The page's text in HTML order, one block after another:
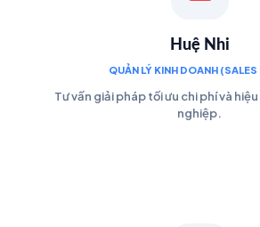
Huệ Nhi
QUẢN LÝ KINH DOANH
Tư vấn giải pháp tối ưu chi phí và
nghiệp.